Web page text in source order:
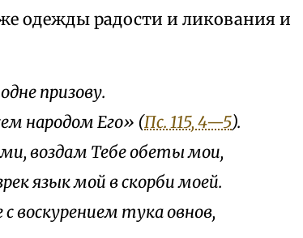
одежды радости и ликования и
призову.
народом Eго» (Пс. 115, 4—5).
воздам Тебе обеты мои,
язык мой в скорби моей.
воскурением тука овнов,